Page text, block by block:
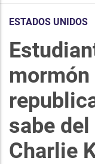
ESTADOS UNIDOS
mormón
sabe
Charlie